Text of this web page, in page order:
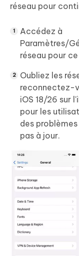
réseau pour
Accédez à
Paramètres/
réseau pour
Oubliez les
reconnectez-
iOS 18/26 sur
pour les
des
pas à jour.